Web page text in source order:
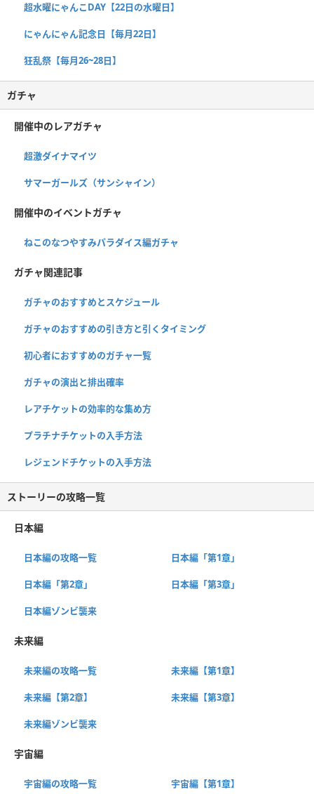
超水曜にゃんこDAY【22日の水曜日】
にゃんにゃん記念日【毎月22日】
狂乱祭【毎月26~28日】
ガチャ
開催中のレアガチャ
超激ダイナマイツ
サマーガールズ（サンシャイン）
開催中のイベントガチャ
ねこのなつやすみパラダイス編ガチャ
ガチャ関連記事
ガチャのおすすめとスケジュール
ガチャのおすすめの引き方と引くタイミング
初心者におすすめのガチャ一覧
ガチャの演出と排出確率
レアチケットの効率的な集め方
プラチナチケットの入手方法
レジェンドチケットの入手方法
ストーリーの攻略一覧
日本編
日本編の攻略一覧 日本編「第1章」
日本編「第2章」 日本編「第3章」
日本編ゾンビ襲来
未来編
未来編の攻略一覧 未来編【第1章】
未来編【第2章】 未来編【第3章】
未来編ゾンビ襲来
宇宙編
宇宙編の攻略一覧 宇宙編【第1章】